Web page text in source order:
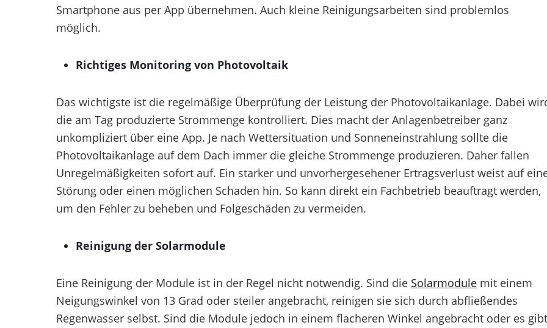
Smartphone aus per App übernehmen. Auch kleine Reinigungsarbeiten sind problemlos
möglich.
Richtiges Monitoring von Photovoltaik
Das wichtigste ist die regelmäßige Überprüfung der Leistung der Photovoltaikanlage. Dabei
die am Tag produzierte Strommenge kontrolliert. Dies macht der Anlagenbetreiber ganz
unkompliziert über eine App. Je nach Wettersituation und Sonneneinstrahlung sollte die
Photovoltaikanlage auf dem Dach immer die gleiche Strommenge produzieren. Daher fallen
Unregelmäßigkeiten sofort auf. Ein starker und unvorhergesehener Ertragsverlust weist auf
Störung oder einen möglichen Schaden hin. So kann direkt ein Fachbetrieb beauftragt werden,
um den Fehler zu beheben und Folgeschäden zu vermeiden.
Reinigung der Solarmodule
Eine Reinigung der Module ist in der Regel nicht notwendig. Sind die Solarmodule mit einem
Neigungswinkel von 13 Grad oder steiler angebracht, reinigen sie sich durch abfließendes
Regenwasser selbst. Sind die Module jedoch in einem flacheren Winkel angebracht oder es gibt